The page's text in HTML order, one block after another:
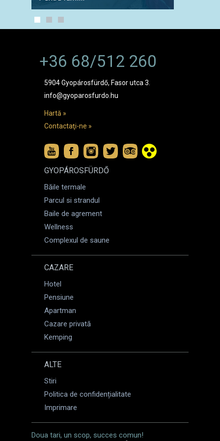
+36 68/512 260
5904 Gyopárosfürdő, Fasor utca 3.
info@gyoparosfurdo.hu
Hartă »
Contactaţi-ne »
GYOPÁROSFÜRDŐ
Băile termale
Parcul si strandul
Baile de agrement
Wellness
Complexul de saune
CAZARE
Hotel
Pensiune
Apartman
Cazare privată
Kemping
ALTE
Stiri
Politica de confidențialitate
Imprimare
Doua tari, un scop, succes comun!